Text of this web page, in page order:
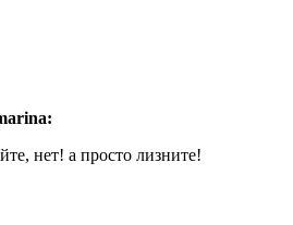
нет! а просто лизните!